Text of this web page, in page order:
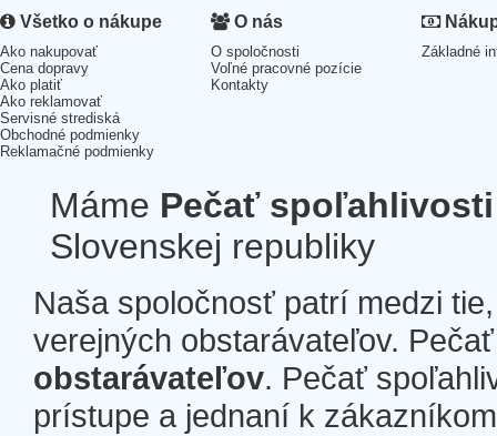
Všetko o nákupe
Ako nakupovať
Cena dopravy
Ako platiť
Ako reklamovať
Servisné strediská
Obchodné podmienky
Reklamačné podmienky
O nás
O spoločnosti
Voľné pracovné pozície
Kontakty
Základné
Máme Pečať spoľahlivosti
Slovenskej republiky
Naša spoločnosť patrí medzi
verejných obstarávateľov.
obstarávateľov. Pečať
prístupe a jednaní k